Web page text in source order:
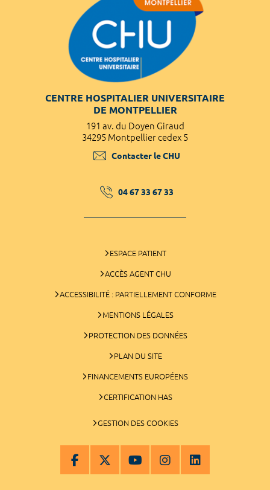
CENTRE HOSPITALIER UNIVERSITAIRE
DE MONTPELLIER
191 av. du Doyen Giraud
34295 Montpellier cedex 5
Contacter le CHU
04 67 33 67 33
ESPACE PATIENT
ACCÈS AGENT CHU
ACCESSIBILITÉ : PARTIELLEMENT CONFORME
MENTIONS LÉGALES
PROTECTION DES DONNÉES
PLAN DU SITE
FINANCEMENTS EUROPÉENS
CERTIFICATION HAS
GESTION DES COOKIES